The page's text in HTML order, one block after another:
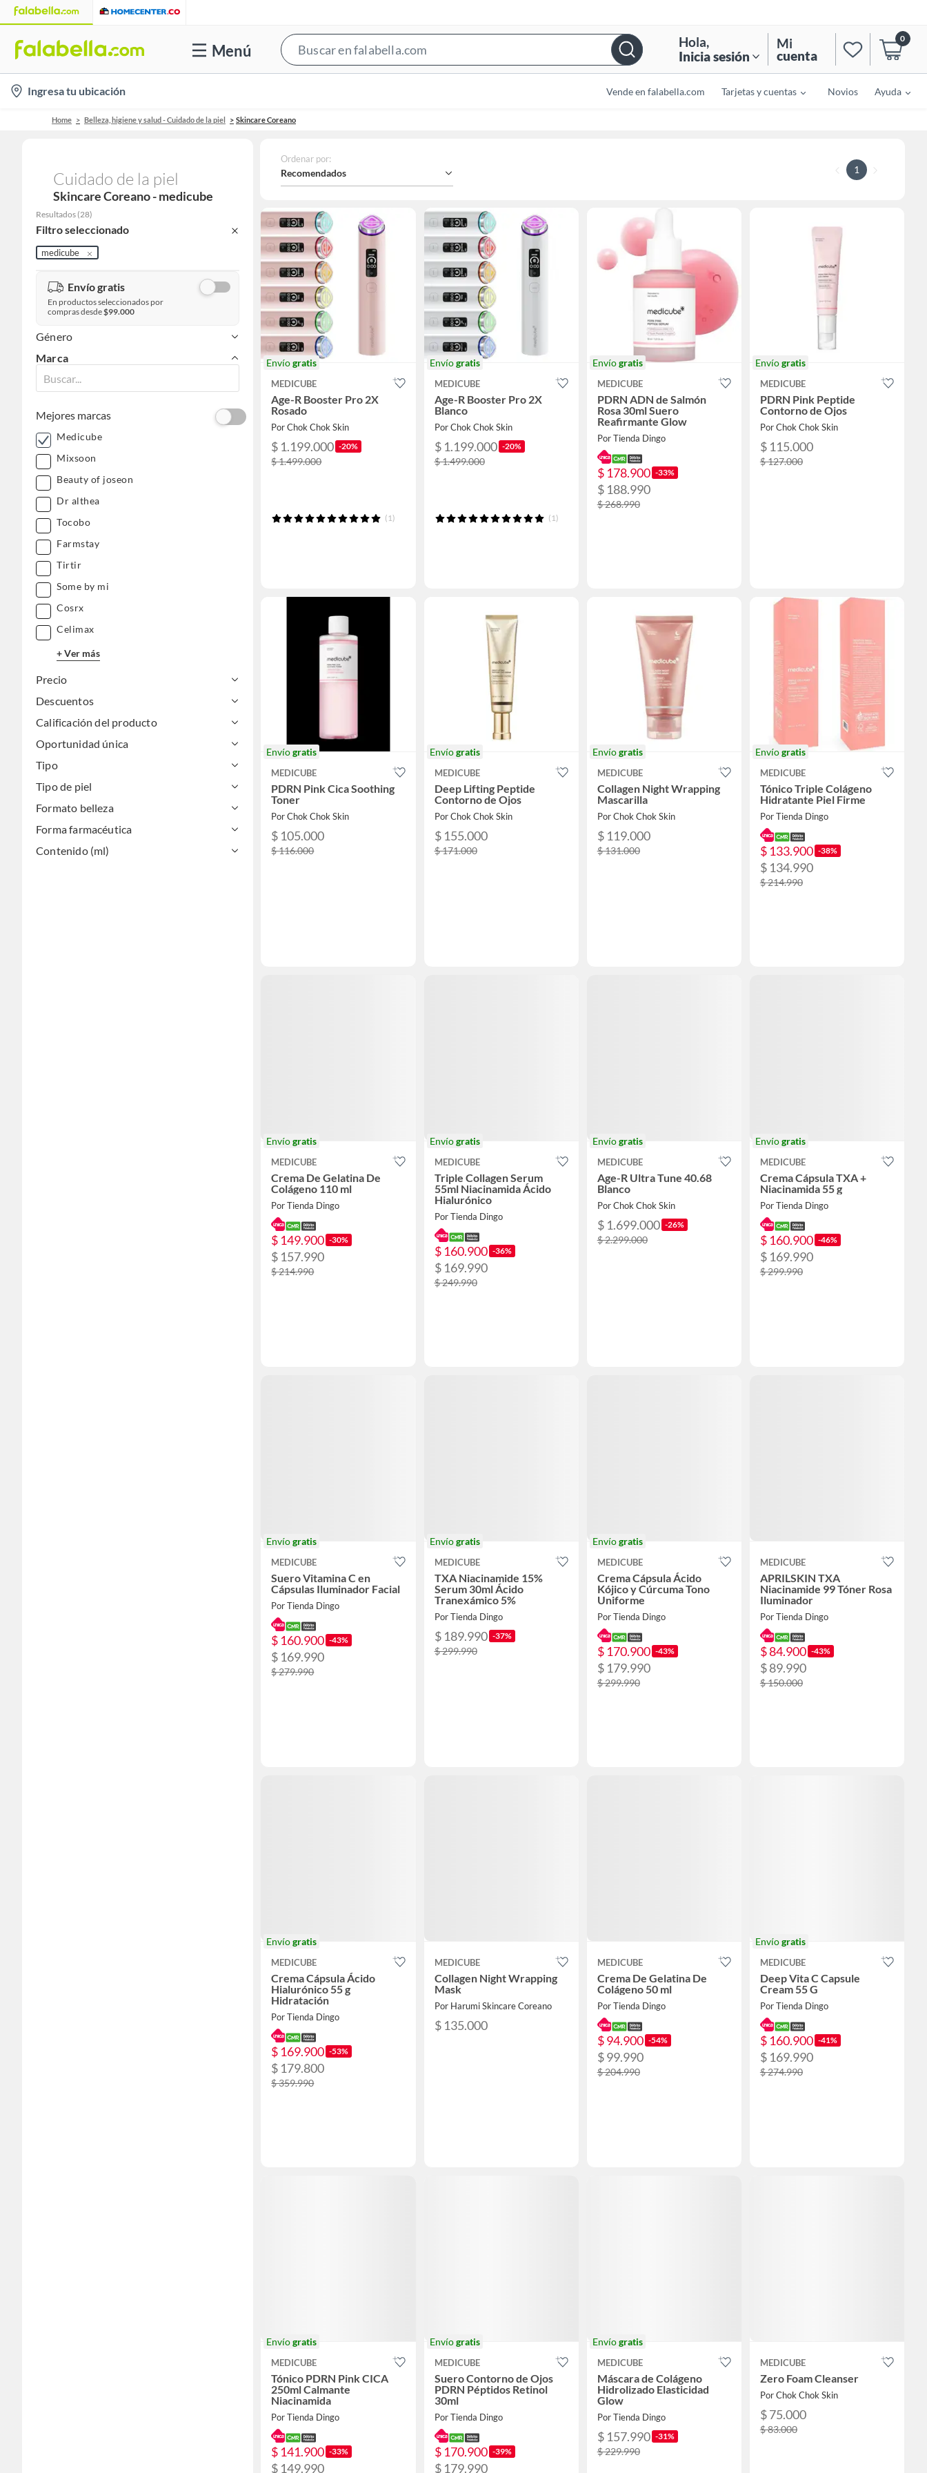
Menú
Bar
Hola,
Inicia sesión
Mi
cuenta
0
location-
icon
Ingresa tu ubicación Vende en falabella.com Tarjetas y cuentas Novios Ayuda
Home Belleza, higiene y salud - Cuidado de la piel Skincare Coreano
Cuidado de la piel
Skincare Coreano - medicube
Resultados (28)
Filtro seleccionado
medicube
Envío gratis
En productos seleccionados por
compras desde$99.000
Género
Marca
Mejores marcas
Medicube
Mixsoon
Beauty of joseon
Dr althea
Tocobo
Farmstay
Tirtir
Some by mi
Cosrx
Celimax
+ Ver más
Precio
Descuentos
Calificación del producto
Oportunidad única
Tipo
Tipo de piel
Formato belleza
Forma farmacéutica
Contenido (ml)
Ordenar por:
Recomendados 1
Envíogratis
MEDICUBE
Age-R Booster Pro 2X
Rosado
Por Chok Chok Skin
$ 1.199.000 -20%
$ 1.499.000
(1)
Envíogratis
MEDICUBE
Age-R Booster Pro 2X
Blanco
Por Chok Chok Skin
$ 1.199.000 -20%
$ 1.499.000
(1)
Envíogratis
MEDICUBE
PDRN ADN de Salmón
Rosa 30ml Suero
Reafirmante Glow
Por Tienda Dingo
$ 178.900 -33%
$ 188.990
$ 268.990
Envíogratis
MEDICUBE
PDRN Pink Peptide
Contorno de Ojos
Por Chok Chok Skin
$ 115.000
$ 127.000
Envíogratis
MEDICUBE
PDRN Pink Cica Soothing
Toner
Por Chok Chok Skin
$ 105.000
$ 116.000
Envíogratis
MEDICUBE
Deep Lifting Peptide
Contorno de Ojos
Por Chok Chok Skin
$ 155.000
$ 171.000
Envíogratis
MEDICUBE
Collagen Night Wrapping
Mascarilla
Por Chok Chok Skin
$ 119.000
$ 131.000
Envíogratis
MEDICUBE
Tónico Triple Colágeno
Hidratante Piel Firme
Por Tienda Dingo
$ 133.900 -38%
$ 134.990
$ 214.990
Envíogratis
MEDICUBE
Crema De Gelatina De
Colágeno 110 ml
Por Tienda Dingo
$ 149.900 -30%
$ 157.990
$ 214.990
Envíogratis
MEDICUBE
Triple Collagen Serum
55ml Niacinamida Ácido
Hialurónico
Por Tienda Dingo
$ 160.900 -36%
$ 169.990
$ 249.990
Envíogratis
MEDICUBE
Age-R Ultra Tune 40.68
Blanco
Por Chok Chok Skin
$ 1.699.000 -26%
$ 2.299.000
Envíogratis
MEDICUBE
Crema Cápsula TXA +
Niacinamida 55 g
Por Tienda Dingo
$ 160.900 -46%
$ 169.990
$ 299.990
Envíogratis
MEDICUBE
Suero Vitamina C en
Cápsulas Iluminador Facial
Por Tienda Dingo
$ 160.900 -43%
$ 169.990
$ 279.990
Envíogratis
MEDICUBE
TXA Niacinamide 15%
Serum 30ml Ácido
Tranexámico 5%
Por Tienda Dingo
$ 189.990 -37%
$ 299.990
Envíogratis
MEDICUBE
Crema Cápsula Ácido
Kójico y Cúrcuma Tono
Uniforme
Por Tienda Dingo
$ 170.900 -43%
$ 179.990
$ 299.990
MEDICUBE
APRILSKIN TXA
Niacinamide 99 Tóner Rosa
Iluminador
Por Tienda Dingo
$ 84.900 -43%
$ 89.990
$ 150.000
Envíogratis
MEDICUBE
Crema Cápsula Ácido
Hialurónico 55 g
Hidratación
Por Tienda Dingo
$ 169.900 -53%
$ 179.800
$ 359.990
MEDICUBE
Collagen Night Wrapping
Mask
Por Harumi Skincare Coreano
$ 135.000
MEDICUBE
Crema De Gelatina De
Colágeno 50 ml
Por Tienda Dingo
$ 94.900 -54%
$ 99.990
$ 204.990
Envíogratis
MEDICUBE
Deep Vita C Capsule
Cream 55 G
Por Tienda Dingo
$ 160.900 -41%
$ 169.990
$ 274.990
Envíogratis
MEDICUBE
Tónico PDRN Pink CICA
250ml Calmante
Niacinamida
Por Tienda Dingo
$ 141.900 -33%
$ 149.990
Envíogratis
MEDICUBE
Suero Contorno de Ojos
PDRN Péptidos Retinol
30ml
Por Tienda Dingo
$ 170.900 -39%
$ 179.990
Envíogratis
MEDICUBE
Máscara de Colágeno
Hidrolizado Elasticidad
Glow
Por Tienda Dingo
$ 157.990 -31%
$ 229.990
MEDICUBE
Zero Foam Cleanser
Por Chok Chok Skin
$ 75.000
$ 83.000